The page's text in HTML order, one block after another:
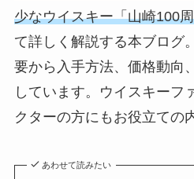
少なウイスキー「山崎100
て詳しく解説する本ブログ
要から入手方法、価格動向
しています。ウイスキーフ
クターの方にもお役立ての
あわせて読みたい